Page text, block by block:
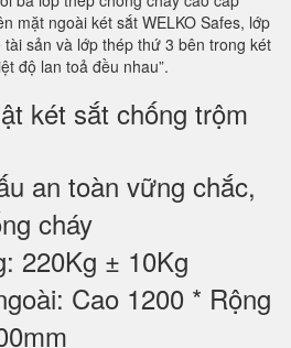
mặt ngoài két sắt WELKO Safes, lớp
sản và lớp thép thứ 3 bên trong két
độ lan toả đều nhau”.
két sắt chống trộm
an toàn vững chắc,
cháy
220Kg ± 10Kg
Cao 1200 * Rộng